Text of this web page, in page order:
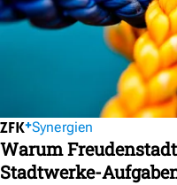
Synergien
Warum
Stadtwerke-